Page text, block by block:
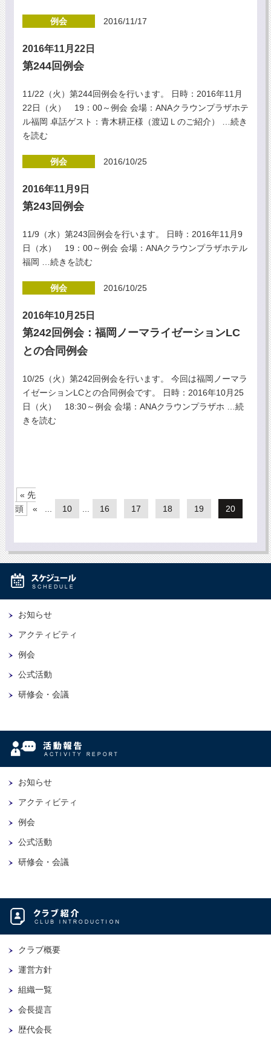
例会 2016/11/17
2016年11月22日
第244回例会
11/22（火）第244回例会を行います。 日時：2016年11月
22日（火） 19：00～例会 会場：ANAクラウンプラザホテ
ル福岡 卓話ゲスト：青木耕正様（渡辺Ｌのご紹介）
…続き
を読む
例会 2016/10/25
2016年11月9日
第243回例会
11/9（水）第243回例会を行います。 日時：2016年11月9
日（水） 19：00～例会 会場：ANAクラウンプラザホテル
福岡
…続きを読む
例会 2016/10/25
2016年10月25日
第242回例会：福岡ノーマライゼーションLC
との合同例会
10/25（火）第242回例会を行います。 今回は福岡ノーマラ
イゼーションLCとの合同例会です。 日時：2016年10月25
日（火） 18:30～例会 会場：ANAクラウンプラザホ …続
きを読む
« 先
頭
« 10 16 17 18 19 20
お知らせ
アクティビティ
例会
公式活動
研修会・会議
お知らせ
アクティビティ
例会
公式活動
研修会・会議
クラブ概要
運営方針
組織一覧
会長提言
歴代会長